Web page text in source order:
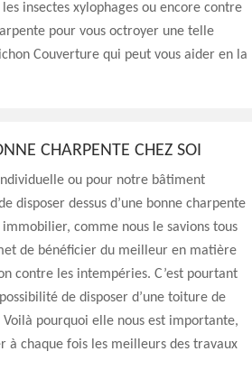
insectes xylophages ou encore contre
pour vous octroyer une telle
Couverture qui peut vous aider en la
CHARPENTE CHEZ SOI
ou pour notre bâtiment
disposer dessus d’une bonne charpente
comme nous le savions tous
de bénéficier du meilleur en matière
contre les intempéries. C’est pourtant
de disposer d’une toiture de
pourquoi elle nous est importante,
à chaque fois les meilleurs des travaux